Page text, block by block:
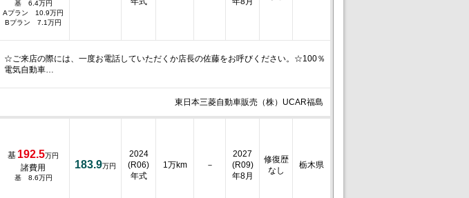
基 6.4万円
Aプラン 10.9万円
Bプラン 7.1万円
☆ご来店の際には、一度お電話していただくか店長の佐藤をお呼びください。☆100％
電気自動車…
東日本三菱自動車販売（株）UCAR福島
基 192.5万円
諸費用
基 8.6万円
183.9万円
2024
(R06)
年式
1万km －
2027
(R09)
年8月
修復歴
なし
栃木県